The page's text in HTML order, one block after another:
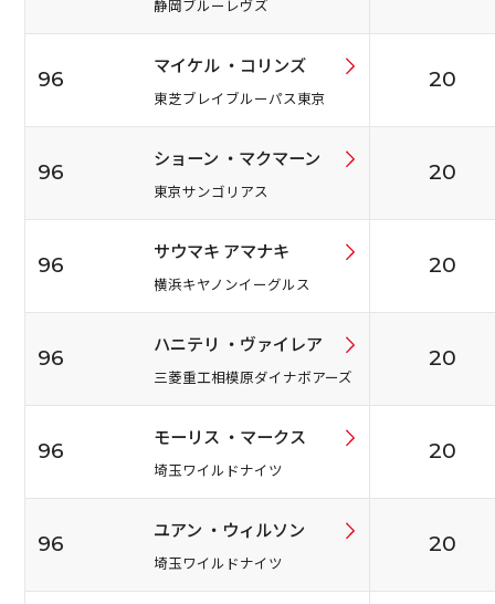
静岡ブルーレヴズ
96
マイケル ・コリンズ
東芝ブレイブルーパス東京
20
96
ショーン ・マクマーン
東京サンゴリアス
20
96
サウマキ アマナキ
横浜キヤノンイーグルス
20
96
ハニテリ ・ヴァイレア
三菱重工相模原ダイナボアーズ
20
96
モーリス ・マークス
埼玉ワイルドナイツ
20
96
ユアン ・ウィルソン
埼玉ワイルドナイツ
20